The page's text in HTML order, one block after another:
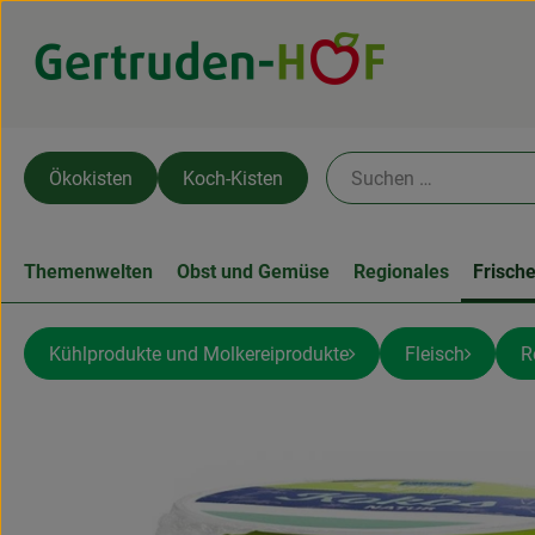
Ökokisten Koch-Kisten
Themenwelten Obst und Gemüse Regionales
Kühlprodukte und Molkereiprodukte Fleisch